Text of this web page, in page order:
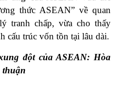
thức ASEAN” về quan
tranh chấp, vừa cho thấy
cấu trúc vốn tồn tại lâu dài.
đột của ASEAN: Hòa
thuận